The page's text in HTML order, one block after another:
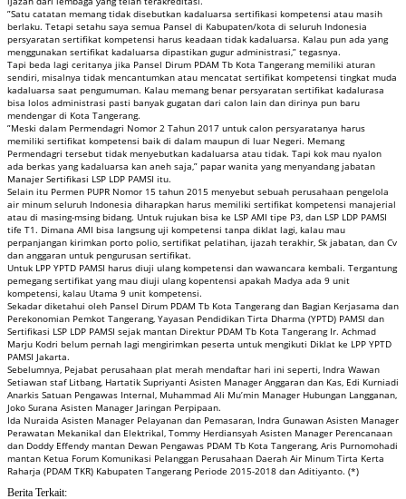
”Satu catatan memang tidak disebutkan kadaluarsa sertifikasi kompetensi atau masih
berlaku. Tetapi setahu saya semua Pansel di Kabupaten/kota di seluruh Indonesia
persyaratan sertifikat kompetensi harus keadaan tidak kadaluarsa. Kalau pun ada yang
menggunakan sertifikat kadaluarsa dipastikan gugur administrasi,” tegasnya.
Tapi beda lagi ceritanya jika Pansel Dirum PDAM Tb Kota Tangerang memiliki aturan
sendiri, misalnya tidak mencantumkan atau mencatat sertifikat kompetensi tingkat muda
kadaluarsa saat pengumuman. Kalau memang benar persyaratan sertifikat kadalurasa
bisa lolos administrasi pasti banyak gugatan dari calon lain dan dirinya pun baru
mendengar di Kota Tangerang.
”Meski dalam Permendagri Nomor 2 Tahun 2017 untuk calon persyaratanya harus
memiliki sertifikat kompetensi baik di dalam maupun di luar Negeri. Memang
Permendagri tersebut tidak menyebutkan kadaluarsa atau tidak. Tapi kok mau nyalon
ada berkas yang kadaluarsa kan aneh saja,” papar wanita yang menyandang jabatan
Manajer Sertifikasi LSP LDP PAMSI itu.
Selain itu Permen PUPR Nomor 15 tahun 2015 menyebut sebuah perusahaan pengelola
air minum seluruh Indonesia diharapkan harus memiliki sertifikat kompetensi manajerial
atau di masing-msing bidang. Untuk rujukan bisa ke LSP AMI tipe P3, dan LSP LDP PAMSI
tife T1. Dimana AMI bisa langsung uji kompetensi tanpa diklat lagi, kalau mau
perpanjangan kirimkan porto polio, sertifikat pelatihan, ijazah terakhir, Sk jabatan, dan Cv
dan anggaran untuk pengurusan sertifikat.
Untuk LPP YPTD PAMSI harus diuji ulang kompetensi dan wawancara kembali. Tergantung
pemegang sertifikat yang mau diuji ulang kopentensi apakah Madya ada 9 unit
kompetensi, kalau Utama 9 unit kompetensi.
Sekadar diketahui oleh Pansel Dirum PDAM Tb Kota Tangerang dan Bagian Kerjasama dan
Perekonomian Pemkot Tangerang, Yayasan Pendidikan Tirta Dharma (YPTD) PAMSI dan
Sertifikasi LSP LDP PAMSI sejak mantan Direktur PDAM Tb Kota Tangerang Ir. Achmad
Marju Kodri belum pernah lagi mengirimkan peserta untuk mengikuti Diklat ke LPP YPTD
PAMSI Jakarta.
Sebelumnya, Pejabat perusahaan plat merah mendaftar hari ini seperti, Indra Wawan
Setiawan staf Litbang, Hartatik Supriyanti Asisten Manager Anggaran dan Kas, Edi Kurniadi
Anarkis Satuan Pengawas Internal, Muhammad Ali Mu’min Manager Hubungan Langganan,
Joko Surana Asisten Manager Jaringan Perpipaan.
Ida Nuraida Asisten Manager Pelayanan dan Pemasaran, Indra Gunawan Asisten Manager
Perawatan Mekanikal dan Elektrikal, Tommy Herdiansyah Asisten Manager Perencanaan
dan Doddy Effendy mantan Dewan Pengawas PDAM Tb Kota Tangerang, Aris Purnomohadi
mantan Ketua Forum Komunikasi Pelanggan Perusahaan Daerah Air Minum Tirta Kerta
Raharja (PDAM TKR) Kabupaten Tangerang Periode 2015-2018 dan Aditiyanto. (*)
Berita Terkait: